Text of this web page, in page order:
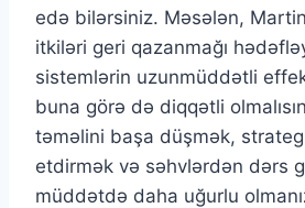
edə bilərsiniz. Məsələn,
itkiləri geri qazanmağı
sistemlərin uzunmüddətli
buna görə də diqqətli
təməlini başa düşmək,
etdirmək və səhvlərdən dərs
müddətdə daha uğurlu